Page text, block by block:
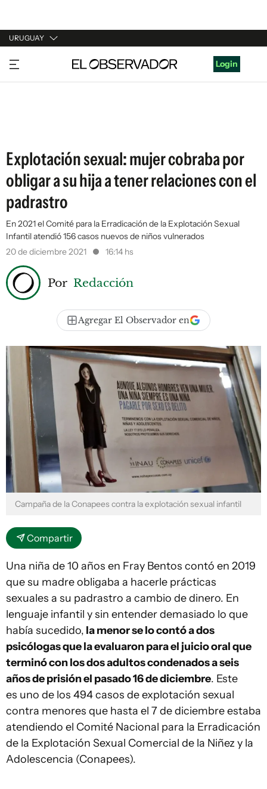
URUGUAY
URUGUAY
ARGENTINA
Login
Explotación sexual: mujer cobraba por
obligar a su hija a tener relaciones con el
padrastro
En 2021 el Comité para la Erradicación de la Explotación Sexual
Infantil atendió 156 casos nuevos de niños vulnerados
20 de diciembre 2021
16:14 hs
Por Redacción
Agregar El Observador en
Campaña de la Conapees contra la explotación sexual infantil
Compartir
Una niña de 10 años en Fray Bentos contó en 2019
que su madre obligaba a hacerle prácticas
sexuales a su padrastro a cambio de dinero. En
lenguaje infantil y sin entender demasiado lo que
había sucedido, la menor se lo contó a dos
psicólogas que la evaluaron para el juicio oral que
terminó con los dos adultos condenados a seis
años de prisión el pasado 16 de diciembre. Este
es uno de los 494 casos de explotación sexual
contra menores que hasta el 7 de diciembre estaba
atendiendo el Comité Nacional para la Erradicación
de la Explotación Sexual Comercial de la Niñez y la
Adolescencia (Conapees).